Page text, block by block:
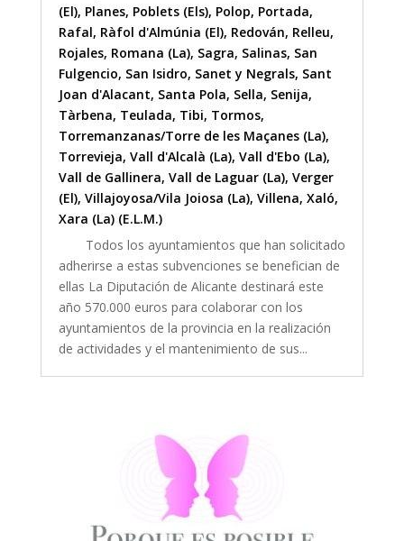
(El), Planes, Poblets (Els), Polop, Portada,
Rafal, Ràfol d'Almúnia (El), Redován, Relleu,
Rojales, Romana (La), Sagra, Salinas, San
Fulgencio, San Isidro, Sanet y Negrals, Sant
Joan d'Alacant, Santa Pola, Sella, Senija,
Tàrbena, Teulada, Tibi, Tormos,
Torremanzanas/Torre de les Maçanes (La),
Torrevieja, Vall d'Alcalà (La), Vall d'Ebo (La),
Vall de Gallinera, Vall de Laguar (La), Verger
(El), Villajoyosa/Vila Joiosa (La), Villena, Xaló,
Xara (La) (E.L.M.)
Todos los ayuntamientos que han solicitado
adherirse a estas subvenciones se benefician de
ellas La Diputación de Alicante destinará este
año 570.000 euros para colaborar con los
ayuntamientos de la provincia en la realización
de actividades y el mantenimiento de sus...